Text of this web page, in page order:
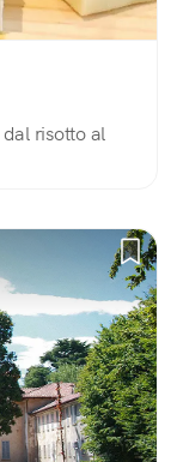
risotto al